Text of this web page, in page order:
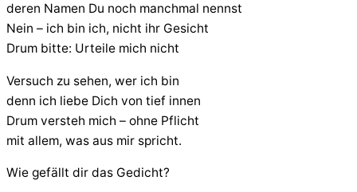
deren Namen Du noch manchmal nennst
Nein – ich bin ich, nicht ihr Gesicht
Drum bitte: Urteile mich nicht
Versuch zu sehen, wer ich bin
denn ich liebe Dich von tief innen
Drum versteh mich – ohne Pflicht
mit allem, was aus mir spricht.
Wie gefällt dir das Gedicht?